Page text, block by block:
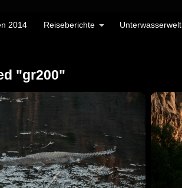
2014 Reiseberichte Unterwasserwelt
"gr200"